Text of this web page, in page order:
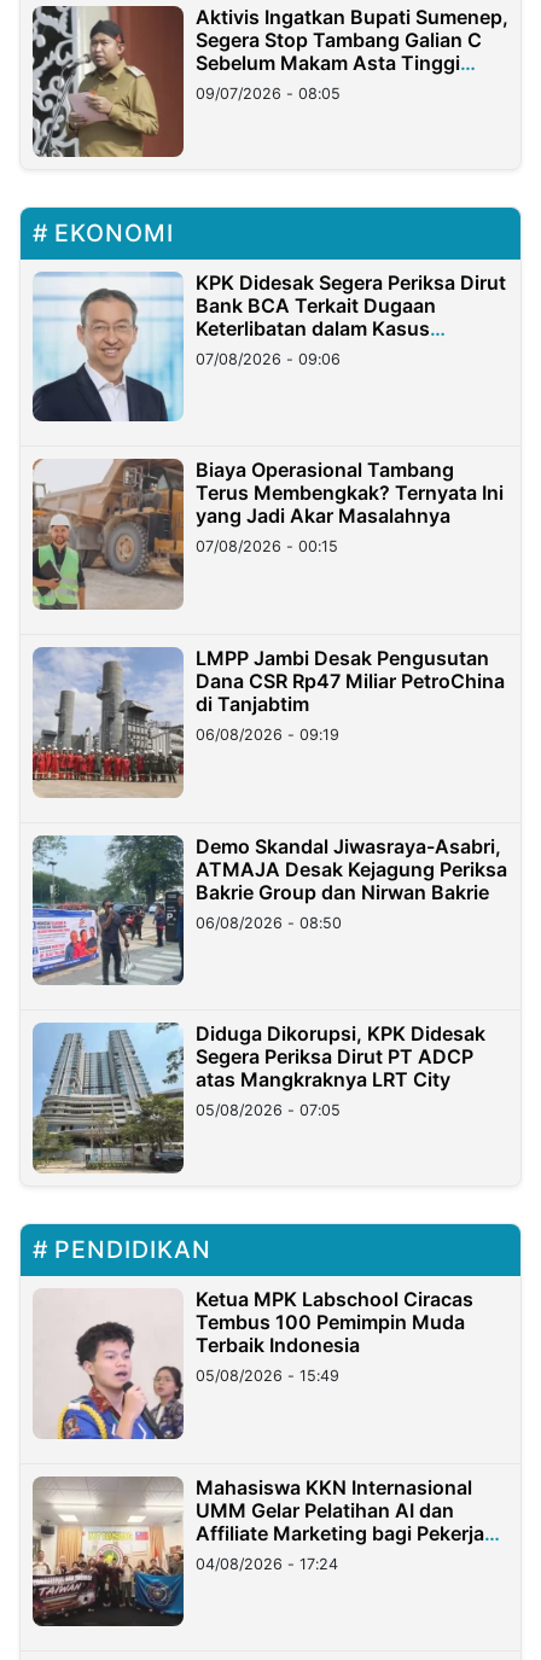
Aktivis Ingatkan Bupati Sumenep,
Segera Stop Tambang Galian C
Sebelum Makam Asta Tinggi
Longsor
09/07/2026 - 08:05
EKONOMI
KPK Didesak Segera Periksa Dirut
Bank BCA Terkait Dugaan
Keterlibatan dalam Kasus
Hilangnya Dana Nasabah Rp2,58
Miliar
07/08/2026 - 09:06
Biaya Operasional Tambang
Terus Membengkak? Ternyata Ini
yang Jadi Akar Masalahnya
07/08/2026 - 00:15
LMPP Jambi Desak Pengusutan
Dana CSR Rp47 Miliar PetroChina
di Tanjabtim
06/08/2026 - 09:19
Demo Skandal Jiwasraya-Asabri,
ATMAJA Desak Kejagung Periksa
Bakrie Group dan Nirwan Bakrie
06/08/2026 - 08:50
Diduga Dikorupsi, KPK Didesak
Segera Periksa Dirut PT ADCP
atas Mangkraknya LRT City
05/08/2026 - 07:05
PENDIDIKAN
Ketua MPK Labschool Ciracas
Tembus 100 Pemimpin Muda
Terbaik Indonesia
05/08/2026 - 15:49
Mahasiswa KKN Internasional
UMM Gelar Pelatihan AI dan
Affiliate Marketing bagi Pekerja
Migran Indonesia di Taiwan
04/08/2026 - 17:24